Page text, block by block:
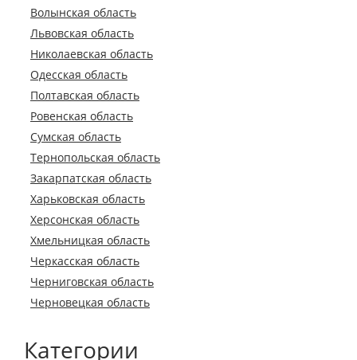
Волынская область
Львовская область
Николаевская область
Одесская область
Полтавская область
Ровенская область
Сумская область
Тернопольская область
Закарпатская область
Харьковская область
Херсонская область
Хмельницкая область
Черкасская область
Черниговская область
Черновецкая область
Категории